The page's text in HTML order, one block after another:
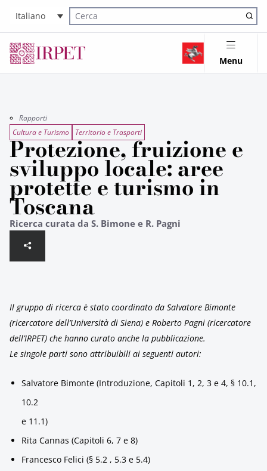
Italiano
Cerca nel sito
Menu
Rapporti
Cultura e Turismo
Territorio e Trasporti
Protezione, fruizione e
sviluppo locale: aree
protette e turismo in
Toscana
Ricerca curata da S. Bimone e R. Pagni
Il gruppo di ricerca è stato coordinato da Salvatore Bimonte
(ricercatore dell’Università di Siena) e Roberto Pagni (ricercatore
dell’IRPET) che hanno curato anche la pubblicazione.
Le singole parti sono attribuibili ai seguenti autori:
Salvatore Bimonte (Introduzione, Capitoli 1, 2, 3 e 4, § 10.1,
10.2
e 11.1)
Rita Cannas (Capitoli 6, 7 e 8)
Francesco Felici (§ 5.2 , 5.3 e 5.4)